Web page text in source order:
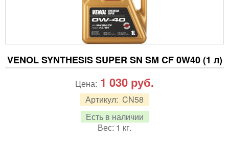
VENOL SYNTHESIS SUPER SN SM CF 0W40 (1 л)
Артикул: CN58
Есть в наличии
Вес: 1 кг.
Цена: 1 030 руб.